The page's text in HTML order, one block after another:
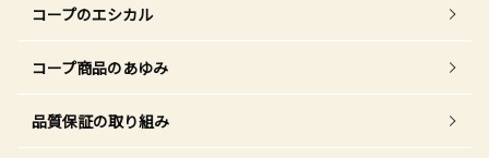
コープのエシカル
コープ商品のあゆみ
品質保証の取り組み